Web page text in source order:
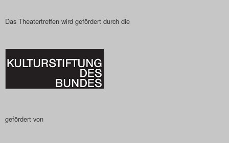
Das Theatertreffen wird gefördert durch die
gefördert von